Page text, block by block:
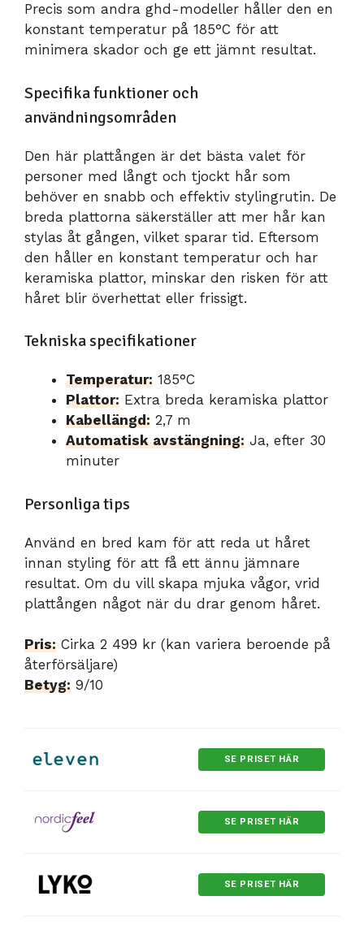
Precis som andra ghd-modeller håller den en
konstant temperatur på 185°C för att
minimera skador och ge ett jämnt resultat.
Specifika funktioner och
användningsområden
Den här plattången är det bästa valet för
personer med långt och tjockt hår som
behöver en snabb och effektiv stylingrutin. De
breda plattorna säkerställer att mer hår kan
stylas åt gången, vilket sparar tid. Eftersom
den håller en konstant temperatur och har
keramiska plattor, minskar den risken för att
håret blir överhettat eller frissigt.
Tekniska specifikationer
Temperatur: 185°C
Plattor: Extra breda keramiska plattor
Kabellängd: 2,7 m
Automatisk avstängning: Ja, efter 30
minuter
Personliga tips
Använd en bred kam för att reda ut håret
innan styling för att få ett ännu jämnare
resultat. Om du vill skapa mjuka vågor, vrid
plattången något när du drar genom håret.
Pris: Cirka 2 499 kr (kan variera beroende på
återförsäljare)
Betyg: 9/10
SE PRISET HÄR
SE PRISET HÄR
SE PRISET HÄR